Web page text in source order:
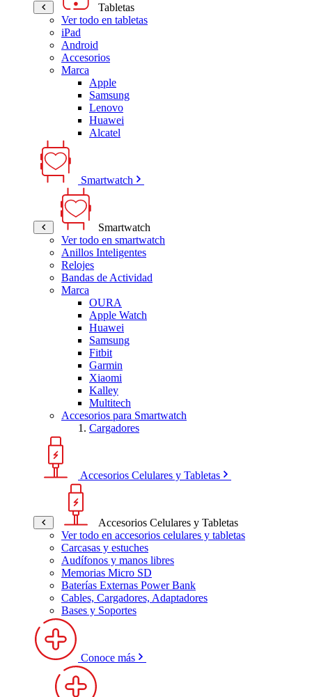
Tabletas
Ver todo en tabletas
iPad
Android
Accesorios
Marca
Apple
Samsung
Lenovo
Huawei
Alcatel
Smartwatch
Smartwatch
Ver todo en smartwatch
Anillos Inteligentes
Relojes
Bandas de Actividad
Marca
OURA
Apple Watch
Huawei
Samsung
Fitbit
Garmin
Xiaomi
Kalley
Multitech
Accesorios para Smartwatch
Cargadores
Accesorios Celulares y Tabletas
Accesorios Celulares y Tabletas
Ver todo en accesorios celulares y tabletas
Carcasas y estuches
Audífonos y manos libres
Memorias Micro SD
Baterías Externas Power Bank
Cables, Cargadores, Adaptadores
Bases y Soportes
Conoce más